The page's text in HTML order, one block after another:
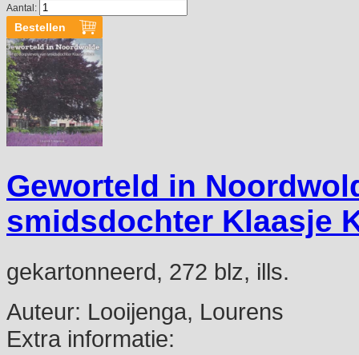
Aantal:
Geworteld in
smidsdochter Klaasje
gekartonneerd, 272 blz, ills.
Auteur: Looijenga, Lourens
Extra informatie: